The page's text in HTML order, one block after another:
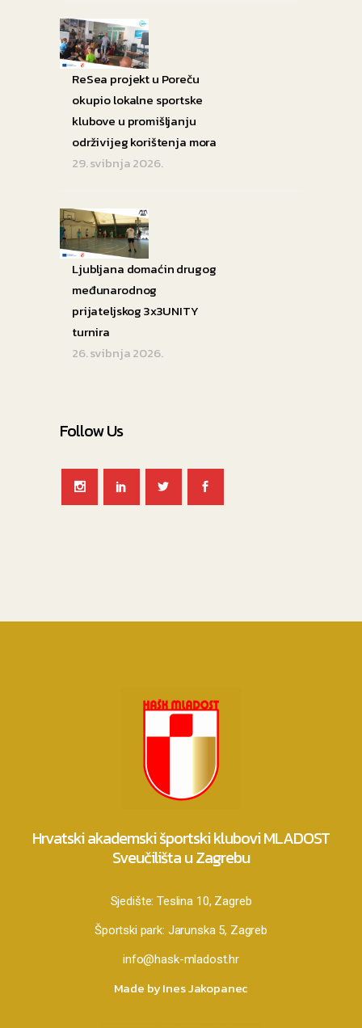
ReSea projekt u Poreču
okupio lokalne sportske
klubove u promišljanju
održivijeg korištenja mora
29. svibnja 2026.
Ljubljana domaćin drugog
međunarodnog
prijateljskog 3x3UNITY
turnira
26. svibnja 2026.
Follow Us
Hrvatski akademski športski klubovi MLADOST
Sveučilišta u Zagrebu
Sjedište:Teslina 10, Zagreb
Športski park: Jarunska 5, Zagreb
info@hask-mladost.hr
Made by Ines Jakopanec